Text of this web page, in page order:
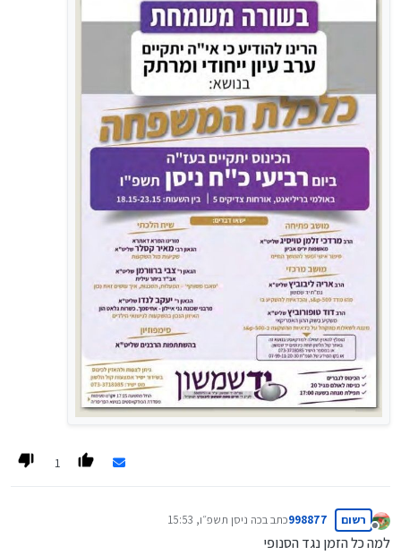
1
מנותק
רשום 998877כתב בכה ניסן תשפ״ו, 15:53
נערך לאחרונה על ידי
למה כל הזמן נגד הסנופי